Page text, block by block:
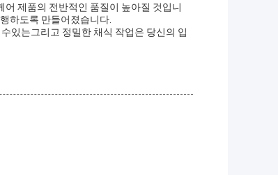
제품의 전반적인 품질이 높아질 것입니
하도록 만들어졌습니다.
있는그리고 정밀한 채식 작업은 당신의 입